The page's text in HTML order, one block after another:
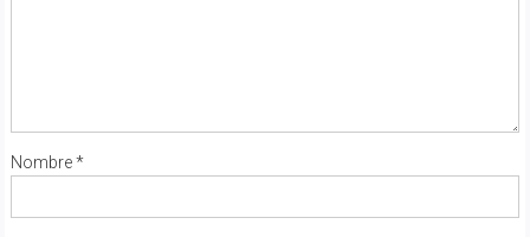
Nombre*